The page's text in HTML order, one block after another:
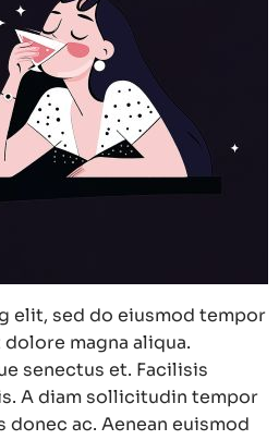
elit, sed do eiusmod tempor
magna aliqua.
senectus et. Facilisis
A diam sollicitudin tempor
donec ac. Aenean euismod